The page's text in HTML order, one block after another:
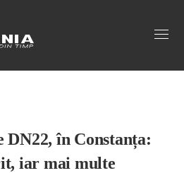
DN22, în Constanța:
iar mai multe